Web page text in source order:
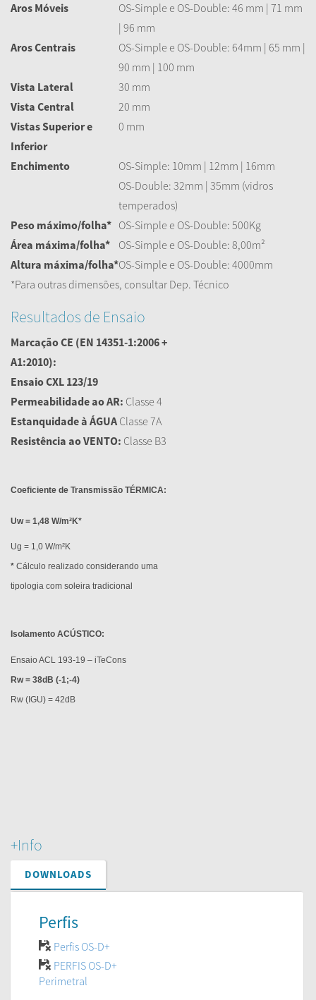
Aros Móveis
OS-Simple e OS-Double: 46 mm | 71 mm
| 96 mm
Aros Centrais
OS-Simple e OS-Double: 64mm | 65 mm |
90 mm | 100 mm
Vista Lateral
30 mm
Vista Central
20 mm
Vistas Superiore
Inferior
0 mm
Enchimento
OS-Simple: 10mm | 12mm | 16mm
OS-Double: 32mm | 35mm (vidros
temperados)
Peso máximo/folha* OS-Simple e OS-Double: 500Kg
Área máxima/folha*
OS-Simple e OS-Double: 8,00m²
Altura máxima/folha*OS-Simple e OS-Double: 4000mm
*Para outras dimensões, consultar Dep. Técnico
Resultados de Ensaio
Marcação CE (EN 14351-1:2006 +
A1:2010):
Ensaio CXL 123/19
Permeabilidade ao AR: Classe 4
Estanquidade à ÁGUA Classe 7A
Resistência ao VENTO: Classe B3
Coeficiente de Transmissão TÉRMICA:
Uw = 1,48 W/m²K*
Ug = 1,0 W/m²K
* Cálculo realizado considerando uma
tipologia com soleira tradicional
Isolamento ACÚSTICO:
Ensaio ACL 193-19 – iTeCons
Rw = 38dB (-1;-4)
Rw (IGU) = 42dB
+Info
DOWNLOADS
Perfis
Perfis OS-D+
PERFIS OS-D+
Perimetral